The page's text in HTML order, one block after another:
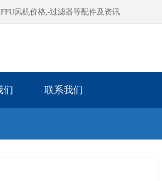
风机价格,-过滤器等配件及资讯
们 联系我们